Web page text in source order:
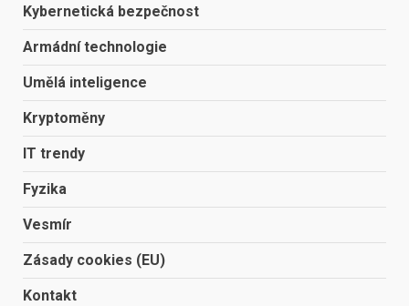
Kybernetická bezpečnost
Armádní technologie
Umělá inteligence
Kryptoměny
IT trendy
Fyzika
Vesmír
Zásady cookies (EU)
Kontakt